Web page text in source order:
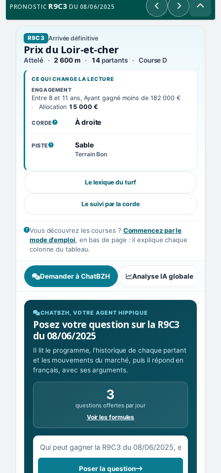
PRONOSTIC R9C3 DU 08/06/2025 PrécédentSuivant
R9C3 Arrivée définitive
Prix du Loir-et-cher
Attelé 2 600 m 14partants Course D
CE QUI CHANGE LA LECTURE
ENGAGEMENT
Entre 8 et 11 ans, Ayant gagné moins de 182 000 €
Allocation 15 000 €
CORDE
, VOIR LA DÉFINITION
À droite
PISTE
, VOIR LA DÉFINITION
Sable
Terrain Bon
Le lexique du turf
Le suivi par la corde
Vous découvrez les courses ? Commencez par le
mode d'emploi, en bas de page : il explique chaque
colonne du tableau.
Demander à ChatBZH Analyse IA globale
CHATBZH, VOTRE AGENT HIPPIQUE
Posez votre question sur la R9C3
du 08/06/2025
Il lit le programme, l'historique de chaque partant
et les mouvements du marché, puis il répond en
français, avec ses arguments.
3
questions offertes par jour
Voir les formules
Votre question sur la R9C3 du 08/06/2025
Poser la question